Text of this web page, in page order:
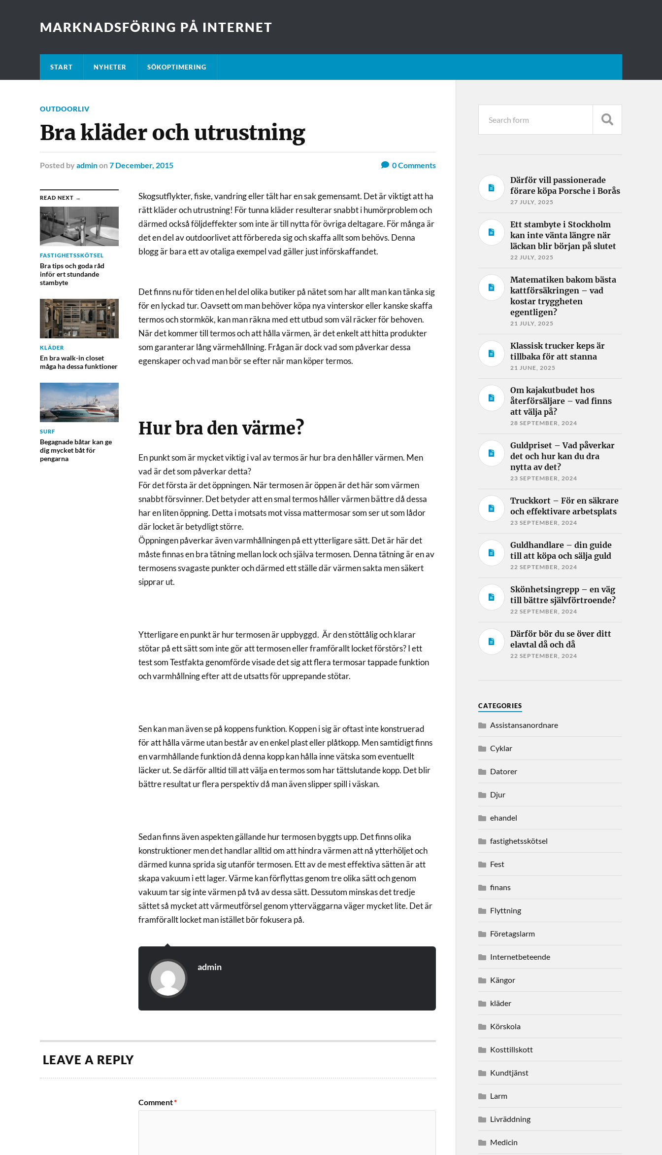
MARKNADSFÖRING PÅ INTERNET
START NYHETER SÖKOPTIMERING
OUTDOORLIV
Bra kläder och utrustning
Posted by adminon 7 December, 2015 0Comments
READ NEXT →
FASTIGHETSSKÖTSEL
Bra tips och goda råd
inför ert stundande
stambyte
KLÄDER
En bra walk-in closet
måga ha dessa funktioner
SURF
Begagnade båtar kan ge
dig mycket båt för
pengarna
Skogsutflykter, fiske, vandring eller tält har en sak gemensamt. Det är viktigt att ha
rätt kläder och utrustning! För tunna kläder resulterar snabbt i humörproblem och
därmed också följdeffekter som inte är till nytta för övriga deltagare. För många är
det en del av outdoorlivet att förbereda sig och skaffa allt som behövs. Denna
blogg är bara ett av otaliga exempel vad gäller just införskaffandet.
Det finns nu för tiden en hel del olika butiker på nätet som har allt man kan tänka sig
för en lyckad tur. Oavsett om man behöver köpa nya vinterskor eller kanske skaffa
termos och stormkök, kan man räkna med ett utbud som väl räcker för behoven.
När det kommer till termos och att hålla värmen, är det enkelt att hitta produkter
som garanterar lång värmehållning. Frågan är dock vad som påverkar dessa
egenskaper och vad man bör se efter när man köper termos.
Hur bra den värme?
En punkt som är mycket viktig i val av termos är hur bra den håller värmen. Men
vad är det som påverkar detta?
För det första är det öppningen. När termosen är öppen är det här som värmen
snabbt försvinner. Det betyder att en smal termos håller värmen bättre då dessa
har en liten öppning. Detta i motsats mot vissa mattermosar som ser ut som lådor
där locket är betydligt större.
Öppningen påverkar även varmhållningen på ett ytterligare sätt. Det är här det
måste finnas en bra tätning mellan lock och själva termosen. Denna tätning är en av
termosens svagaste punkter och därmed ett ställe där värmen sakta men säkert
sipprar ut.
Ytterligare en punkt är hur termosen är uppbyggd. Är den stöttålig och klarar
stötar på ett sätt som inte gör att termosen eller framförallt locket förstörs? I ett
test som Testfakta genomförde visade det sig att flera termosar tappade funktion
och varmhållning efter att de utsatts för upprepande stötar.
Sen kan man även se på koppens funktion. Koppen i sig är oftast inte konstruerad
för att hålla värme utan består av en enkel plast eller plåtkopp. Men samtidigt finns
en varmhållande funktion då denna kopp kan hålla inne vätska som eventuellt
läcker ut. Se därför alltid till att välja en termos som har tättslutande kopp. Det blir
bättre resultat ur flera perspektiv då man även slipper spill i väskan.
Sedan finns även aspekten gällande hur termosen byggts upp. Det finns olika
konstruktioner men det handlar alltid om att hindra värmen att nå ytterhöljet och
därmed kunna sprida sig utanför termosen. Ett av de mest effektiva sätten är att
skapa vakuum i ett lager. Värme kan förflyttas genom tre olika sätt och genom
vakuum tar sig inte värmen på två av dessa sätt. Dessutom minskas det tredje
sättet så mycket att värmeutförsel genom ytterväggarna väger mycket lite. Det är
framförallt locket man istället bör fokusera på.
admin
LEAVE A REPLY
Comment*
Därför vill passionerade
förare köpa Porsche i Borås
27 JULY, 2025
Ett stambyte i Stockholm
kan inte vänta längre när
läckan blir början på slutet
22 JULY, 2025
Matematiken bakom bästa
kattförsäkringen – vad
kostar tryggheten
egentligen?
21 JULY, 2025
Klassisk trucker keps är
tillbaka för att stanna
21 JUNE, 2025
Om kajakutbudet hos
återförsäljare – vad finns
att välja på?
28 SEPTEMBER, 2024
Guldpriset – Vad påverkar
det och hur kan du dra
nytta av det?
23 SEPTEMBER, 2024
Truckkort – För en säkrare
och effektivare arbetsplats
23 SEPTEMBER, 2024
Guldhandlare – din guide
till att köpa och sälja guld
22 SEPTEMBER, 2024
Skönhetsingrepp – en väg
till bättre självförtroende?
22 SEPTEMBER, 2024
Därför bör du se över ditt
elavtal då och då
22 SEPTEMBER, 2024
CATEGORIES
Assistansanordnare
Cyklar
Datorer
Djur
ehandel
fastighetsskötsel
Fest
finans
Flyttning
Företagslarm
Internetbeteende
Kängor
kläder
Körskola
Kosttillskott
Kundtjänst
Larm
Livräddning
Medicin